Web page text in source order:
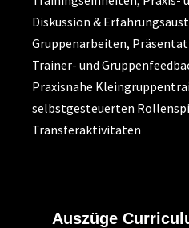
Diskussion &
Gruppenarbeiten,
Trainer- und
Praxisnahe
selbstgesteuerten
Transferaktivitäten
Auszüge